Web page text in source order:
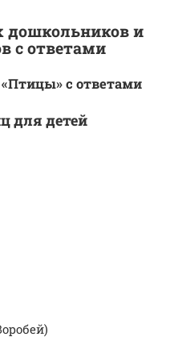
дошкольников и
с ответами
с ответами
для детей